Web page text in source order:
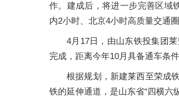
作。建成后，将进一步完善区域
内2小时、北京4小时高质量交通圈
4月17日，由山东铁投集团
完成，距离今年10月具备通车条
根据规划，新建莱西至荣成
铁的延伸通道，是山东省“四横六